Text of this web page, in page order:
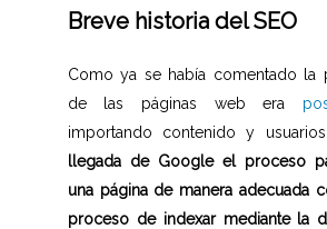
Breve historia del SEO
Como ya se había comentado la
de las páginas web era
importando contenido y
llegada de Google el proceso
una página de manera adecuada
proceso de indexar mediante la